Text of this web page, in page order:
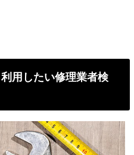
用したい修理業者検